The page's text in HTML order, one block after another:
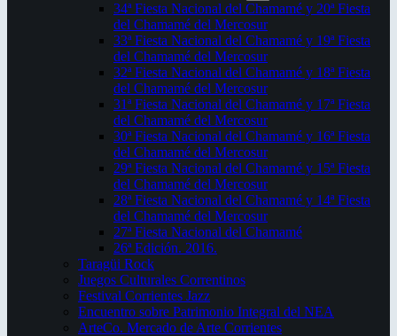
34ª Fiesta Nacional del Chamamé y 20ª Fiesta
del Chamamé del Mercosur
33ª Fiesta Nacional del Chamamé y 19ª Fiesta
del Chamamé del Mercosur
32ª Fiesta Nacional del Chamamé y 18ª Fiesta
del Chamamé del Mercosur
31ª Fiesta Nacional del Chamamé y 17ª Fiesta
del Chamamé del Mercosur
30ª Fiesta Nacional del Chamamé y 16ª Fiesta
del Chamamé del Mercosur
29ª Fiesta Nacional del Chamamé y 15ª Fiesta
del Chamamé del Mercosur
28ª Fiesta Nacional del Chamamé y 14ª Fiesta
del Chamamé del Mercosur
27ª Fiesta Nacional del Chamamé
26ª Edición. 2016.
Taragüi Rock
Juegos Culturales Correntinos
Festival Corrientes Jazz
Encuentro sobre Patrimonio Integral del NEA
ArteCo. Mercado de Arte Corrientes